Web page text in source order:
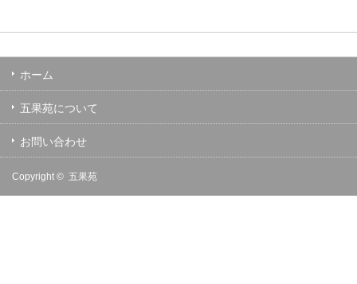
ホーム
五果苑について
お問い合わせ
Copyright © 五果苑